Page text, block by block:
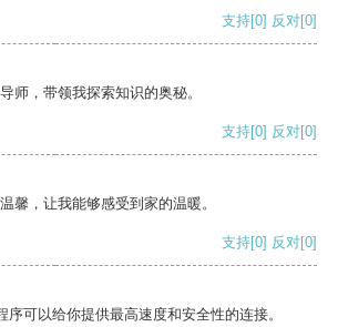
支持[0] 反对[0]
师，带领我探索知识的奥秘。
支持[0] 反对[0]
馨，让我能够感受到家的温暖。
支持[0] 反对[0]
可以给你提供最高速度和安全性的连接。